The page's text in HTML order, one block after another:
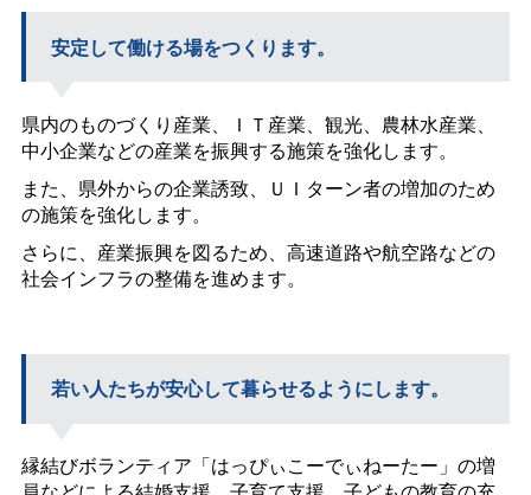
安定して働ける場をつくります。
県内のものづくり産業、ＩＴ産業、観光、農林水産業、
中小企業などの産業を振興する施策を強化します。
また、県外からの企業誘致、ＵＩターン者の増加のため
の施策を強化します。
さらに、産業振興を図るため、高速道路や航空路などの
社会インフラの整備を進めます。
若い人たちが安心して暮らせるようにします。
縁結びボランティア「はっぴぃこーでぃねーたー」の増